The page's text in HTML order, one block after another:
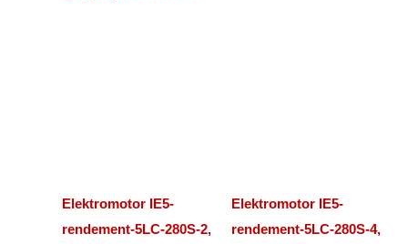
Elektromotor IE5-
rendement-5LC-280S-2,
Elektromotor IE5-
rendement-5LC-280S-4,